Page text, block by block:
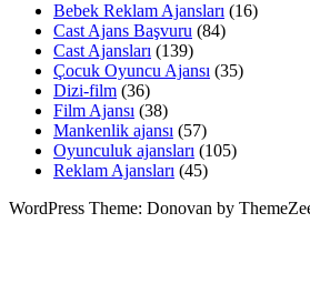
Bebek Reklam Ajansları (16)
Cast Ajans Başvuru (84)
Cast Ajansları (139)
Çocuk Oyuncu Ajansı (35)
Dizi-film (36)
Film Ajansı (38)
Mankenlik ajansı (57)
Oyunculuk ajansları (105)
Reklam Ajansları (45)
WordPress Theme: Donovan by